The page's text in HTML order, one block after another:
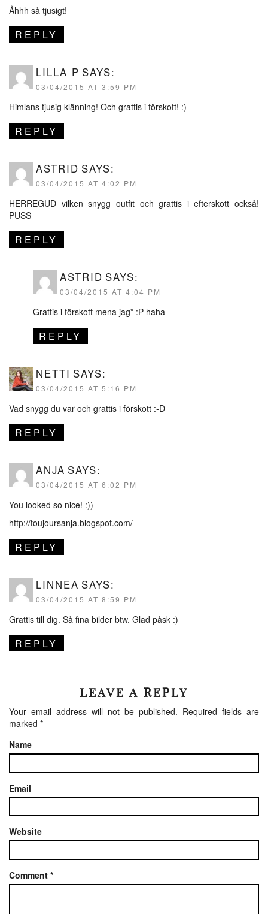
Åhhh så tjusigt!
REPLY
LILLA P SAYS:
03/04/2015 AT 3:59 PM
Himlans tjusig klänning! Och grattis i förskott! :)
REPLY
ASTRID SAYS:
03/04/2015 AT 4:02 PM
HERREGUD vilken snygg outfit och grattis i efterskott också!
PUSS
REPLY
ASTRID SAYS:
03/04/2015 AT 4:04 PM
Grattis i förskott mena jag* :P haha
REPLY
NETTI SAYS:
03/04/2015 AT 5:16 PM
Vad snygg du var och grattis i förskott :-D
REPLY
ANJA SAYS:
03/04/2015 AT 6:02 PM
You looked so nice! :))
http://toujoursanja.blogspot.com/
REPLY
LINNEA SAYS:
03/04/2015 AT 8:59 PM
Grattis till dig. Så fina bilder btw. Glad påsk :)
REPLY
LEAVE A REPLY
Your email address will not be published. Required fields are
marked *
Name
Email
Website
Comment *